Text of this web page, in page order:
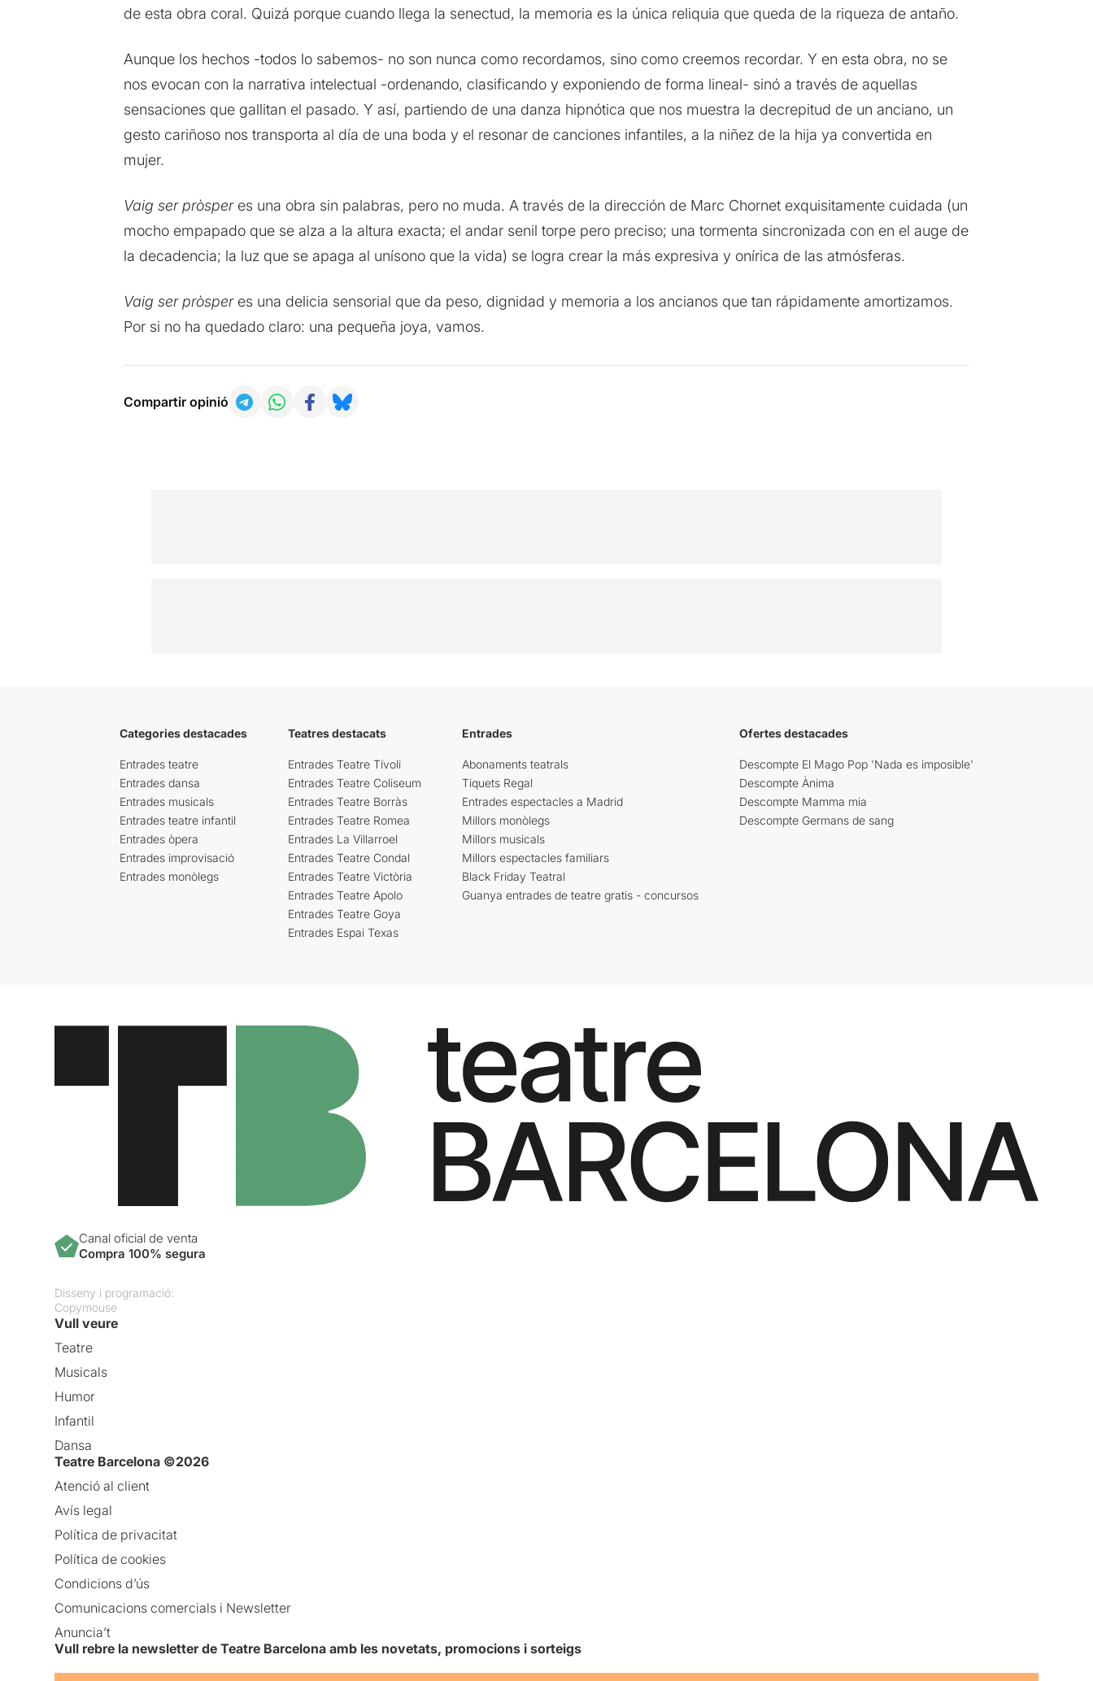
de esta obra coral. Quizá porque cuando llega la senectud, la memoria es la única reliquia que queda de la riqueza de antaño.
Aunque los hechos -todos lo sabemos- no son nunca como recordamos, sino como creemos recordar. Y en esta obra, no se
nos evocan con la narrativa intelectual -ordenando, clasificando y exponiendo de forma lineal- sinó a través de aquellas
sensaciones que gallitan el pasado. Y así, partiendo de una danza hipnótica que nos muestra la decrepitud de un anciano, un
gesto cariñoso nos transporta al día de una boda y el resonar de canciones infantiles, a la niñez de la hija ya convertida en
mujer.
Vaig ser pròsperes una obra sin palabras, pero no muda. A través de la dirección de Marc Chornet exquisitamente cuidada (un
mocho empapado que se alza a la altura exacta; el andar senil torpe pero preciso; una tormenta sincronizada con en el auge de
la decadencia; la luz que se apaga al unísono que la vida) se logra crear la más expresiva y onírica de las atmósferas.
Vaig ser pròsperes una delicia sensorial que da peso, dignidad y memoria a los ancianos que tan rápidamente amortizamos.
Por si no ha quedado claro: una pequeña joya, vamos.
Compartir opinió
Categories destacades
Entrades teatre
Entrades dansa
Entrades musicals
Entrades teatre infantil
Entrades òpera
Entrades improvisació
Entrades monòlegs
Teatres destacats
Entrades Teatre Tívoli
Entrades Teatre Coliseum
Entrades Teatre Borràs
Entrades Teatre Romea
Entrades La Villarroel
Entrades Teatre Condal
Entrades Teatre Victòria
Entrades Teatre Apolo
Entrades Teatre Goya
Entrades Espai Texas
Entrades
Abonaments teatrals
Tiquets Regal
Entrades espectacles a Madrid
Millors monòlegs
Millors musicals
Millors espectacles familiars
Black Friday Teatral
Guanya entrades de teatre gratis - concursos
Ofertes destacades
Descompte El Mago Pop 'Nada es imposible'
Descompte Ànima
Descompte Mamma mia
Descompte Germans de sang
Canal oficial de venta
Compra 100% segura
Disseny i programació:
Copymouse
Vull veure
Teatre
Musicals
Humor
Infantil
Dansa
Teatre Barcelona ©2026
Atenció al client
Avís legal
Política de privacitat
Política de cookies
Condicions d’ús
Comunicacions comercials i Newsletter
Anuncia’t
Vull rebre la newsletter de Teatre Barcelona amb les novetats, promocions i sorteigs